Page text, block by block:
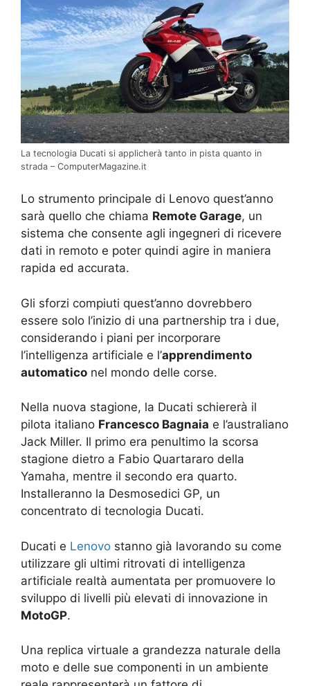
La tecnologia Ducati si applicherà tanto in pista quanto in
strada – ComputerMagazine.it
Lo strumento principale di Lenovo quest’anno
sarà quello che chiama Remote Garage, un
sistema che consente agli ingegneri di ricevere
dati in remoto e poter quindi agire in maniera
rapida ed accurata.
Gli sforzi compiuti quest’anno dovrebbero
essere solo l’inizio di una partnership tra i due,
considerando i piani per incorporare
l’intelligenza artificiale e l’apprendimento
automatico nel mondo delle corse.
Nella nuova stagione, la Ducati schiererà il
pilota italiano Francesco Bagnaia e l’australiano
Jack Miller. Il primo era penultimo la scorsa
stagione dietro a Fabio Quartararo della
Yamaha, mentre il secondo era quarto.
Installeranno la Desmosedici GP, un
concentrato di tecnologia Ducati.
Ducati e Lenovo stanno già lavorando su come
utilizzare gli ultimi ritrovati di intelligenza
artificiale realtà aumentata per promuovere lo
sviluppo di livelli più elevati di innovazione in
MotoGP.
Una replica virtuale a grandezza naturale della
moto e delle sue componenti in un ambiente